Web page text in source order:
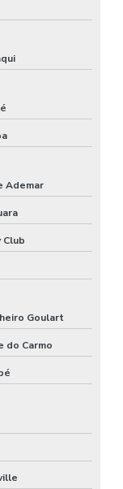
eventos
Ademar
Club
Goulart
do Carmo